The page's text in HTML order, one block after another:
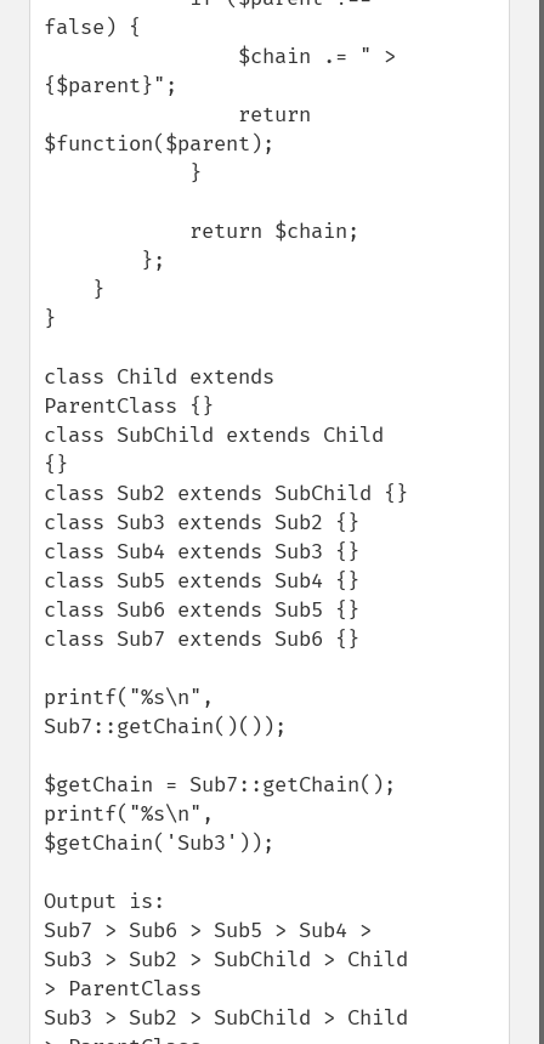
false) {
{$parent}";
$function($parent);
}
class Child extends
ParentClass {}
class SubChild extends Child
{}
class Sub2 extends SubChild {}
class Sub3 extends Sub2 {}
class Sub4 extends Sub3 {}
class Sub5 extends Sub4 {}
class Sub6 extends Sub5 {}
class Sub7 extends Sub6 {}
printf("%s\n",
Sub7::getChain()());
$getChain = Sub7::getChain();
printf("%s\n",
$getChain('Sub3'));
Output is:
Sub7 > Sub6 > Sub5 > Sub4 >
Sub3 > Sub2 > SubChild > Child
> ParentClass
Sub3 > Sub2 > SubChild > Child